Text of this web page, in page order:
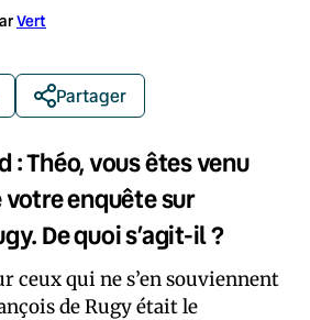
Vert
Partager
: Théo, vous êtes venu
enquête sur
De quoi s’agit-il ?
ceux qui ne s’en souviennent
de Rugy était le